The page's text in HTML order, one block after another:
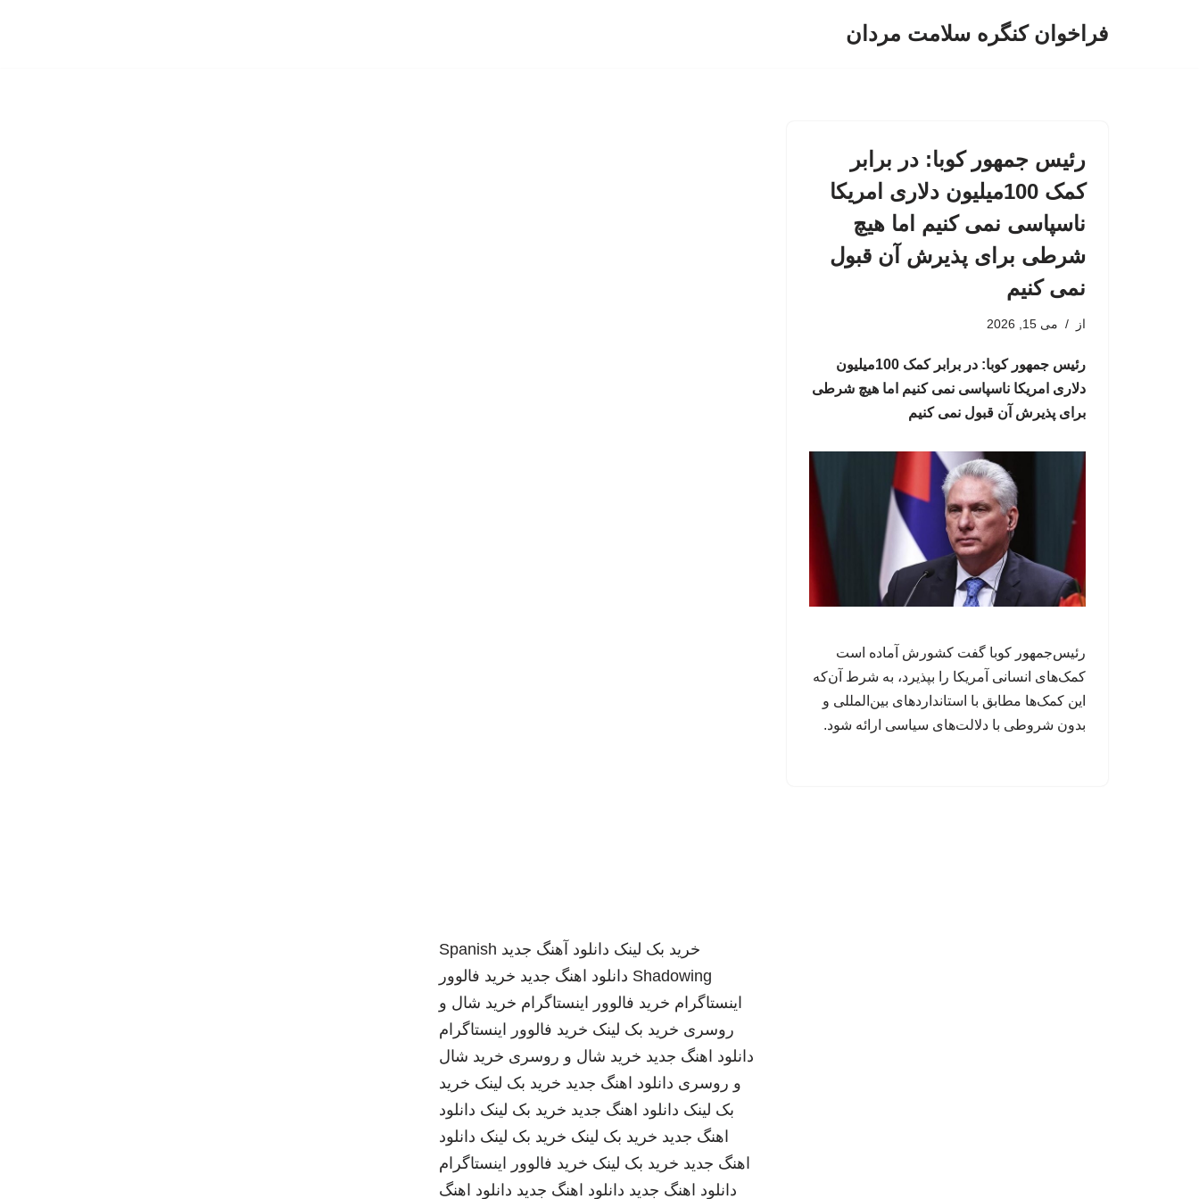
فراخوان کنگره سلامت مردان
رئیس جمهور کوبا: در برابر
کمک 100میلیون دلاری امریکا
ناسپاسی نمی کنیم اما هیچ
شرطی برای پذیرش آن قبول
نمی کنیم
از می 15, 2026
رئیس جمهور کوبا: در برابر کمک 100میلیون
دلاری امریکا ناسپاسی نمی کنیم اما هیچ شرطی
برای پذیرش آن قبول نمی کنیم
رئیس‌جمهور کوبا گفت کشورش آماده است
کمک‌های انسانی آمریکا را بپذیرد، به شرط آن‌که
این کمک‌ها مطابق با استانداردهای بین‌المللی و
بدون شروطی با دلالت‌های سیاسی ارائه شود.
خرید بک لینک دانلود آهنگ جدید Spanish
Shadowing دانلود اهنگ جدید خرید فالوور
اینستاگرام خرید فالوور اینستاگرام خرید شال و
روسری خرید بک لینک خرید فالوور اینستاگرام
دانلود اهنگ جدید خرید شال و روسری خرید شال
و روسری دانلود اهنگ جدید خرید بک لینک خرید
بک لینک دانلود اهنگ جدید خرید بک لینک دانلود
اهنگ جدید خرید بک لینک خرید بک لینک دانلود
اهنگ جدید خرید بک لینک خرید فالوور اینستاگرام
دانلود اهنگ جدید دانلود اهنگ جدید دانلود اهنگ